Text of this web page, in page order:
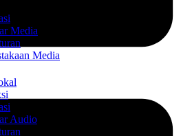
Media
Media
Audio